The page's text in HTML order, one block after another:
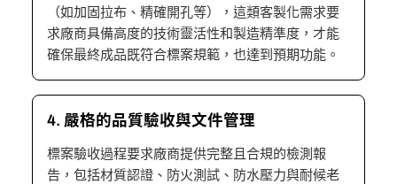
（如加固拉布、精確開孔等），這類客製化需求要
求廠商具備高度的技術靈活性和製造精準度，才能
確保最終成品既符合標案規範，也達到預期功能。
4. 嚴格的品質驗收與文件管理
標案驗收過程要求廠商提供完整且合規的檢測報
告，包括材質認證、防火測試、防水壓力與耐候老